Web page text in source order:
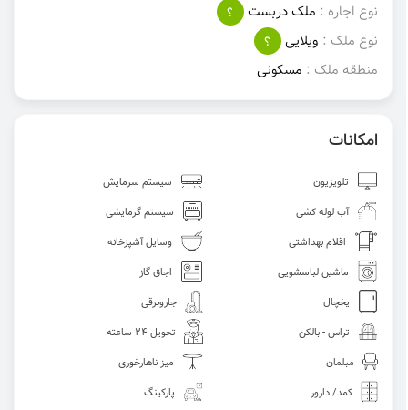
نوع اجاره : ملک دربست
؟
نوع ملک : ویلایی
؟
منطقه ملک : مسکونی
امکانات
تلویزیون
سیستم سرمایش
آب لوله کشی
سیستم گرمایشی
اقلام بهداشتی
وسایل آشپزخانه
ماشین لباسشویی
اجاق گاز
یخچال
جاروبرقی
تراس - بالکن
تحویل 24 ساعته
مبلمان
میز ناهارخوری
کمد/ دارور
پارکینگ